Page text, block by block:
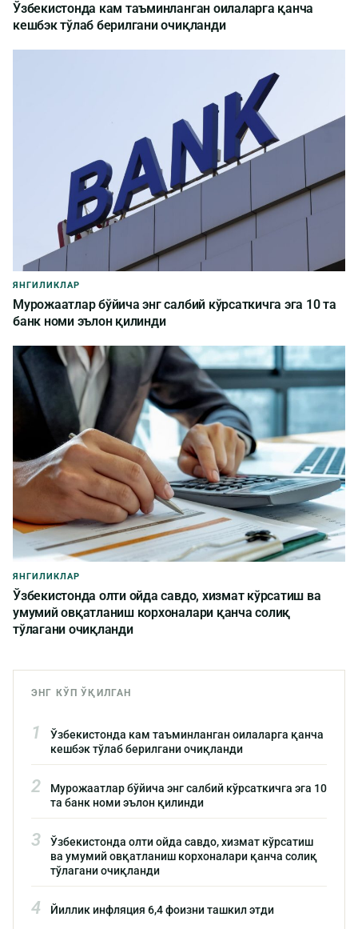
Ўзбекистонда кам таъминланган оилаларга қанча
кешбэк тўлаб берилгани очиқланди
ЯНГИЛИКЛАР
Мурожаатлар бўйича энг салбий кўрсаткичга эга 10 та
банк номи эълон қилинди
ЯНГИЛИКЛАР
Ўзбекистонда олти ойда савдо, хизмат кўрсатиш ва
умумий овқатланиш корхоналари қанча солиқ
тўлагани очиқланди
ЭНГ КЎП ЎҚИЛГАН
1
Ўзбекистонда кам таъминланган оилаларга қанча
кешбэк тўлаб берилгани очиқланди
2
Мурожаатлар бўйича энг салбий кўрсаткичга эга 10
та банк номи эълон қилинди
3
Ўзбекистонда олти ойда савдо, хизмат кўрсатиш
ва умумий овқатланиш корхоналари қанча солиқ
тўлагани очиқланди
4 Йиллик инфляция 6,4 фоизни ташкил этди